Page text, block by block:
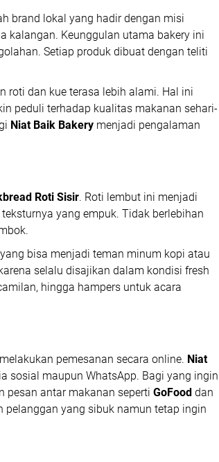
brand lokal yang hadir dengan misi
kalangan. Keunggulan utama bakery ini
Setiap produk dibuat dengan teliti
roti dan kue terasa lebih alami. Hal ini
peduli terhadap kualitas makanan sehari-
Niat Baik Bakery menjadi pengalaman
Roti Sisir. Roti lembut ini menjadi
yang empuk. Tidak berlebihan
bisa menjadi teman minum kopi atau
selalu disajikan dalam kondisi fresh
hingga hampers untuk acara
pemesanan secara online. Niat
sosial maupun WhatsApp. Bagi yang ingin
pesan antar makanan seperti GoFood dan
yang sibuk namun tetap ingin